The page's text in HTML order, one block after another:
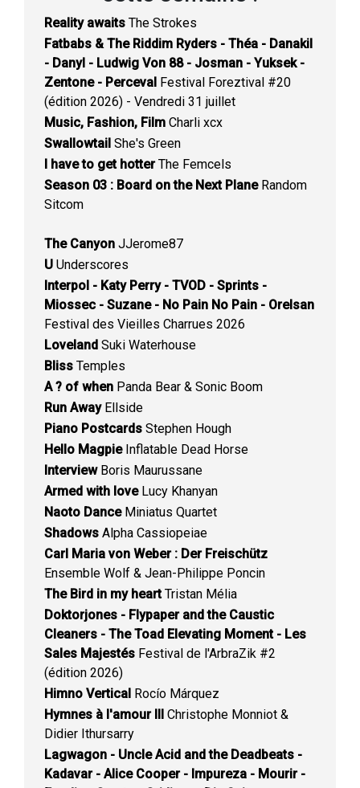
Reality awaits The Strokes
Fatbabs & The Riddim Ryders - Théa - Danakil
- Danyl - Ludwig Von 88 - Josman - Yuksek -
Zentone - Perceval Festival Foreztival #20
(édition 2026) - Vendredi 31 juillet
Music, Fashion, Film Charli xcx
Swallowtail She's Green
I have to get hotterThe Femcels
Season 03 : Board on the Next PlaneRandom
Sitcom
The Canyon JJerome87
U Underscores
Interpol - Katy Perry - TVOD - Sprints -
Miossec - Suzane - No Pain No Pain - Orelsan
Festival des Vieilles Charrues 2026
Loveland Suki Waterhouse
Bliss Temples
A ? of when Panda Bear & Sonic Boom
Run AwayEllside
Piano Postcards Stephen Hough
Hello MagpieInflatable Dead Horse
InterviewBoris Maurussane
Armed with loveLucy Khanyan
Naoto DanceMiniatus Quartet
Shadows Alpha Cassiopeiae
Carl Maria von Weber : Der Freischütz
Ensemble Wolf & Jean-Philippe Poncin
The Bird in my heartTristan Mélia
Doktorjones - Flypaper and the Caustic
Cleaners - The Toad Elevating Moment - Les
Sales Majestés Festival de l'ArbraZik #2
(édition 2026)
Himno Vertical Rocío Márquez
Hymnes à l'amour III
Christophe Monniot &
Didier Ithursarry
Lagwagon - Uncle Acid and the Deadbeats -
Kadavar - Alice Cooper - Impureza - Mourir -